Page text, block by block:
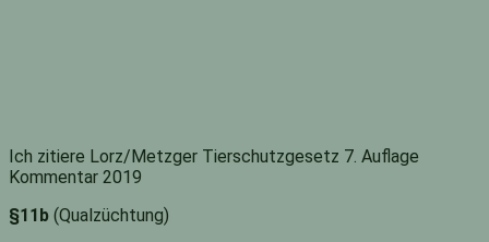
Ich zitiere Lorz/Metzger Tierschutzgesetz 7. Auflage
Kommentar 2019
§11b (Qualzüchtung)